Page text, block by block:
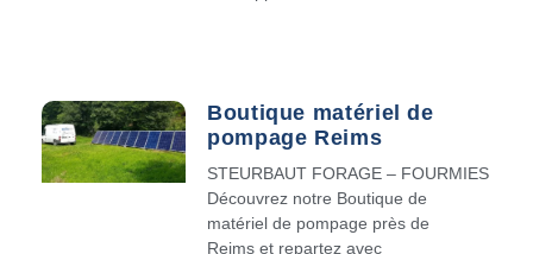
Boutique matériel de
pompage Reims
STEURBAUT FORAGE – FOURMIES
Découvrez notre Boutique de
matériel de pompage près de
Reims et repartez avec